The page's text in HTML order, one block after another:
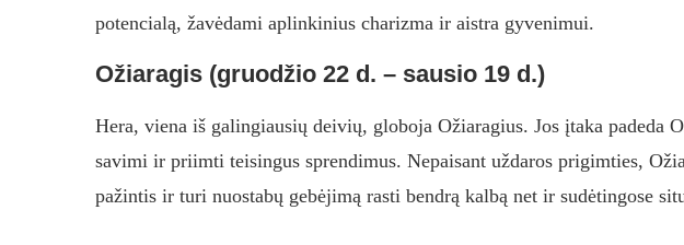
potencialą, žavėdami aplinkinius charizma ir aistra gyvenimui.
Ožiaragis (gruodžio 22 d. – sausio 19 d.)
Hera, viena iš galingiausių deivių, globoja Ožiaragius. Jos įtaka padeda
savimi ir priimti teisingus sprendimus. Nepaisant uždaros prigimties,
pažintis ir turi nuostabų gebėjimą rasti bendrą kalbą net ir sudėtingose